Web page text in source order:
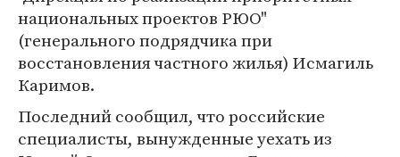
национальных проектов РЮО"
(генерального подрядчика при
восстановления частного жилья) Исмагиль
Каримов.
Последний сообщил, что российские
специалисты, вынужденные уехать из